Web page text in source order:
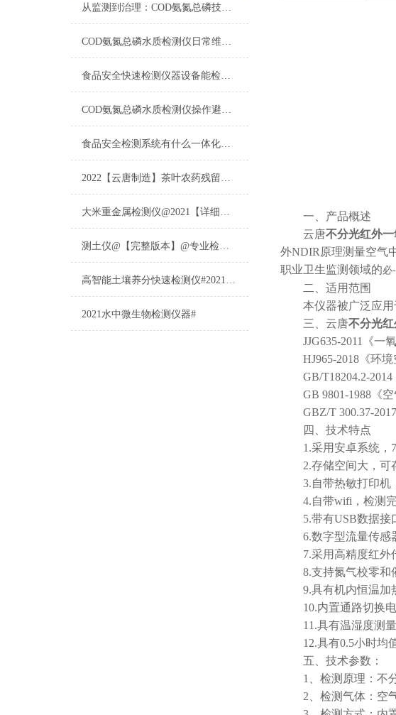
从监测到治理：COD氨氮总磷技术的双领域实战解析
COD氨氮总磷水质检测仪日常维护与试剂管理，降低故障率就靠这几招
食品安全快速检测仪器设备能检什么？一张表说清适用范围
COD氨氮总磷水质检测仪操作避坑指南：这几个步骤直接影响数据准确性
食品安全检测系统有什么一体化配置·2023仪器仪表推荐·山东云唐
2022【云唐制造】茶叶农药残留检测仪多少钱一台@山东云唐仪器仪表制造
大米重金属检测仪@2021【详细版本】@专业检测大米重金属仪器仪表
测土仪@【完整版本】@专业检测土壤的仪器仪表
高智能土壤养分快速检测仪#2021【土壤养分检测专用仪器仪表】
2021水中微生物检测仪器#
一、产品概述
云唐不分光红外
外NDIR原理测量空气
职业卫生监测领域的必
二、适用范围
本仪器被广泛应用于
三、云唐不分光
JJG635-2011《一氧
HJ965-2018《环境
GB/T18204.2-2014
GB 9801-1988《空
GBZ/T 300.37-2017
四、技术特点
1.采用安卓系统，7
2.存储空间大，可存
3.自带热敏打印机
4.自带wifi，检测完
5.带有USB数据接口
6.数字型流量传感
7.采用高精度红外传
8.支持氮气校零和催
9.具有机内恒温加热
10.内置通路切换电
11.具有温湿度测量
12.具有0.5小时均值
五、技术参数：
1、检测原理：不分
2、检测气体：空气